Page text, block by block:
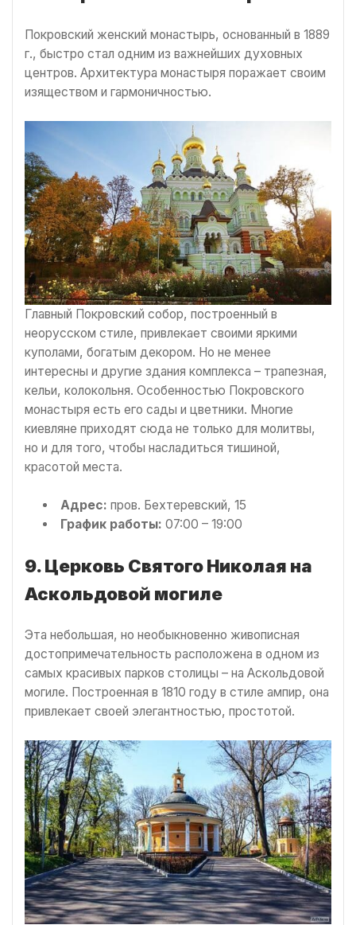
Покровский женский монастырь, основанный в 1889
г., быстро стал одним из важнейших духовных
центров. Архитектура монастыря поражает своим
изяществом и гармоничностью.
Главный Покровский собор, построенный в
неорусском стиле, привлекает своими яркими
куполами, богатым декором. Но не менее
интересны и другие здания комплекса – трапезная,
кельи, колокольня. Особенностью Покровского
монастыря есть его сады и цветники. Многие
киевляне приходят сюда не только для молитвы,
но и для того, чтобы насладиться тишиной,
красотой места.
Адрес: пров. Бехтеревский, 15
График работы: 07:00 – 19:00
9. Церковь Святого Николая на
Аскольдовой могиле
Эта небольшая, но необыкновенно живописная
достопримечательность расположена в одном из
самых красивых парков столицы – на Аскольдовой
могиле. Построенная в 1810 году в стиле ампир, она
привлекает своей элегантностью, простотой.